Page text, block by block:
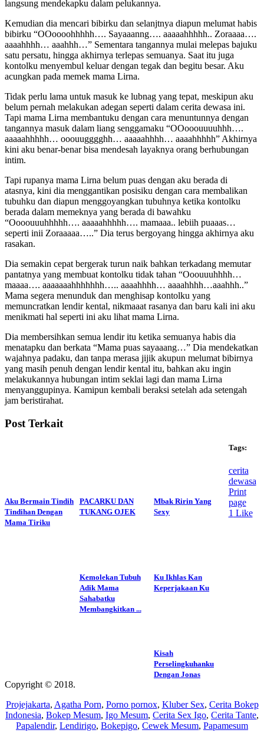
langsung mendekapku dalam pelukannya.
Kemudian dia mencari bibirku dan selanjtnya diapun melumat habis
bibirku “OOoooohhhhh…. Sayaaanng…. aaaaahhhhh.. Zoraaaa….
aaaahhhh… aaahhh…” Sementara tangannya mulai melepas bajuku
satu persatu, hingga akhirnya terlepas semuanya. Saat itu juga
kontolku menyembul keluar dengan tegak dan begitu besar. Aku
acungkan pada memek mama Lirna.
Tidak perlu lama untuk masuk ke lubnag yang tepat, meskipun aku
belum pernah melakukan adegan seperti dalam cerita dewasa ini.
Tapi mama Lirna membantuku dengan cara menuntunnya dengan
tangannya masuk dalam liang senggamaku “OOooouuuuhhh….
aaaaahhhhh… ooouugggghh… aaaaahhhh… aaaahhhhh” Akhirnya
kini aku benar-benar bisa mendesah layaknya orang berhubungan
intim.
Tapi rupanya mama Lirna belum puas dengan aku berada di
atasnya, kini dia menggantikan posisiku dengan cara membalikan
tubuhku dan diapun menggoyangkan tubuhnya ketika kontolku
berada dalam memeknya yang berada di bawahku
“Oooouuuhhhhh…. aaaaahhhhh…. mamaaa.. lebiih puaaas…
seperti inii Zoraaaaa…..” Dia terus bergoyang hingga akhirnya aku
rasakan.
Dia semakin cepat bergerak turun naik bahkan terkadang memutar
pantatnya yang membuat kontolku tidak tahan “Ooouuuhhhh…
maaaa…. aaaaaaahhhhhhh….. aaaahhhh… aaaahhhh…aaahhh..”
Mama segera menunduk dan menghisap kontolku yang
memuncratkan lendir kental, nikmaaat rasanya dan baru kali ini aku
menikmati hal seperti ini aku lihat mama Lirna.
Dia membersihkan semua lendir itu ketika semuanya habis dia
menatapku dan berkata “Mama puas sayaaang…” Dia mendekatkan
wajahnya padaku, dan tanpa merasa jijik akupun melumat bibirnya
yang masih penuh dengan lendir kental itu, bahkan aku ingin
melakukannya hubungan intim seklai lagi dan mama Lirna
menyanggupinya. Kamipun kembali beraksi setelah ada setengah
jam beristirahat.
Post Terkait
Aku Bermain Tindih
Tindihan Dengan
Mama Tiriku
PACARKU DAN
TUKANG OJEK
Mbak Ririn Yang
Sexy
Kemolekan Tubuh
Adik Mama
Sahabatku
Membangkitkan ...
Ku Ikhlas Kan
Keperjakaan Ku
Kisah
Perselingkuhanku
Dengan Jonas
Tags:
cerita
dewasa
Print
page
1 Like
Copyright © 2018.
Projejakarta, Agatha Porn, Porno pornox, Kluber Sex, Cerita Bokep
Indonesia, Bokep Mesum, Igo Mesum, Cerita Sex Igo, Cerita Tante,
Papalendir, Lendirigo, Bokepigo, Cewek Mesum, Papamesum